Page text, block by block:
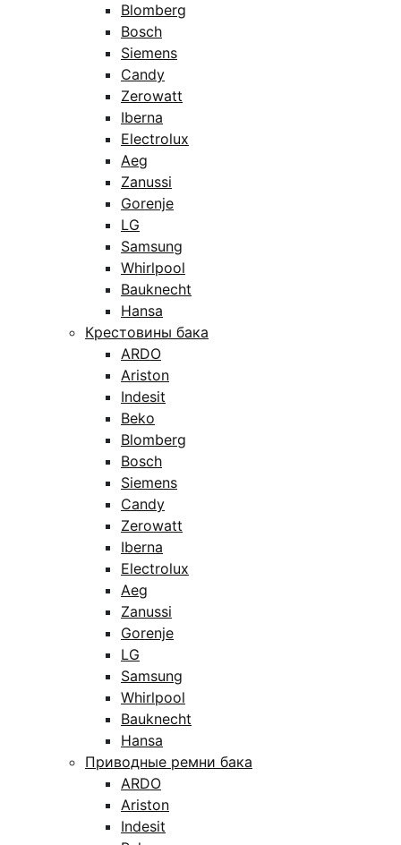
Blomberg
Bosch
Siemens
Candy
Zerowatt
Iberna
Electrolux
Aeg
Zanussi
Gorenje
LG
Samsung
Whirlpool
Bauknecht
Hansa
Крестовины бака
ARDO
Ariston
Indesit
Beko
Blomberg
Bosch
Siemens
Candy
Zerowatt
Iberna
Electrolux
Aeg
Zanussi
Gorenje
LG
Samsung
Whirlpool
Bauknecht
Hansa
Приводные ремни бака
ARDO
Ariston
Indesit